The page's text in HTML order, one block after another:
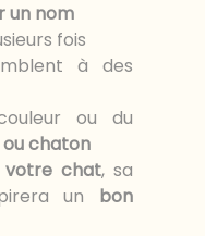
un nom
fois
à des
ou du
chaton
votre chat, sa
un bon